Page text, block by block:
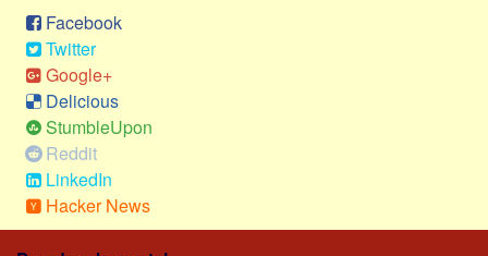
Alle
Nøgleord
Bolig
Job
Virksomhed
Investering
Pension og opsparing
Facebook
Twitter
Google+
Delicious
StumbleUpon
Reddit
LinkedIn
Hacker News